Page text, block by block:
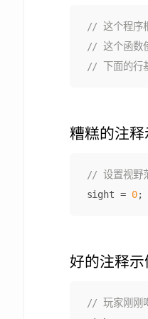
糟糕的注
sight = 0;
好的注释示